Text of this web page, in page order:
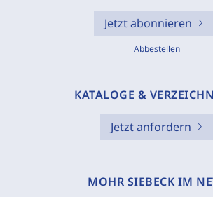
Jetzt abonnieren
Abbestellen
KATALOGE &
Jetzt anfordern
MOHR SIEBECK IM